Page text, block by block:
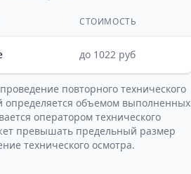
СТОИМОСТЬ
до 1022 руб
повторного технического
определяется объемом выполненных
оператором технического
превышать предельный размер
технического осмотра.